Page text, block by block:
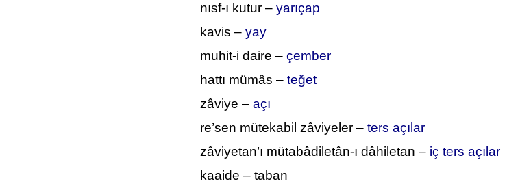
nısf-ı kutur – yarıçap
kavis – yay
muhit-i daire – çember
hattı mümâs – teğet
zâviye – açı
re’sen mütekabil zâviyeler – ters açılar
zâviyetan’ı mütabâdiletân-ı dâhiletan – iç ters açılar
kaaide – taban